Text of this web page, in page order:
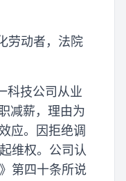
劳动者，法院
科技公司从业
减薪，理由为
应。因拒绝调
维权。公司认
第四十条所说